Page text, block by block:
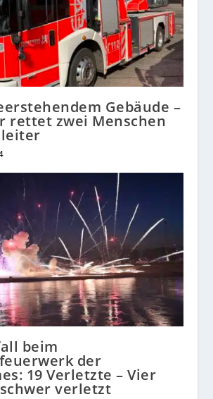
Gebäude –
rettet zwei Menschen
beim
der
19 Verletzte – Vier
verletzt